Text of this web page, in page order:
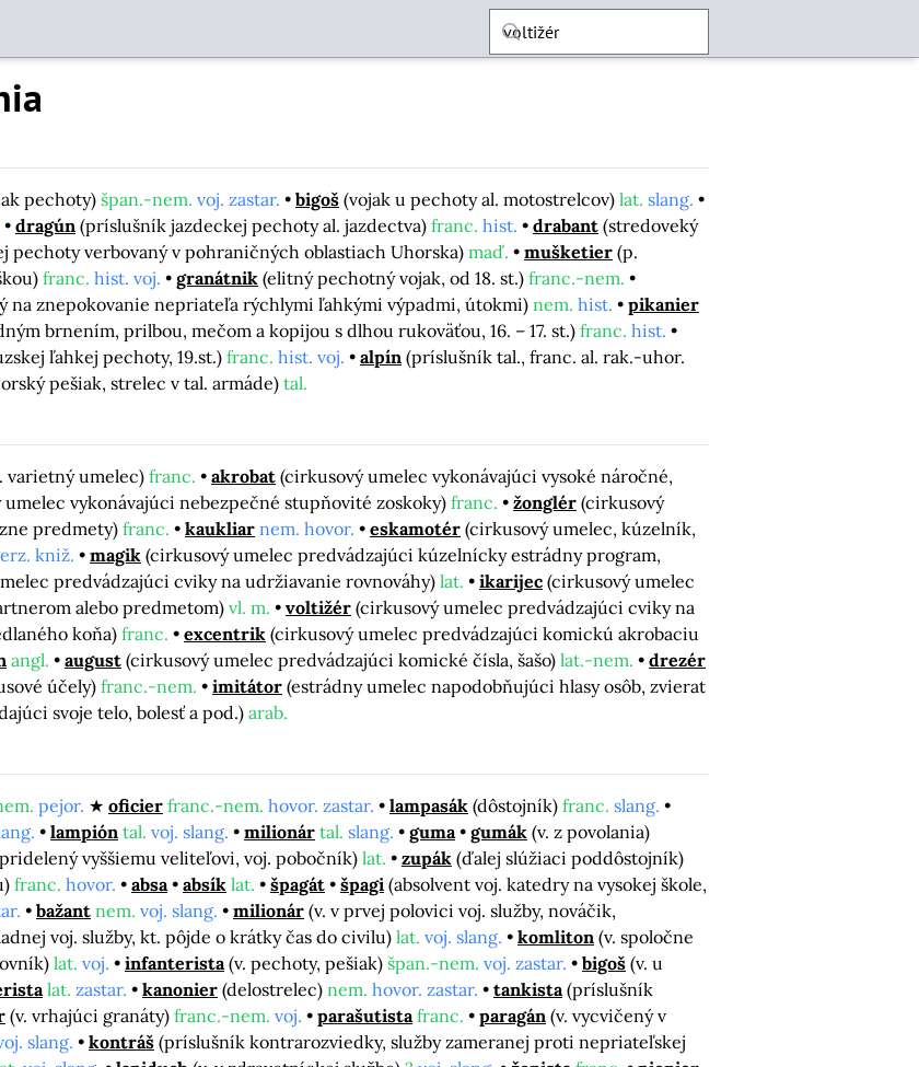
pechoty)špan.-nem. voj. zastar. bigoš (vojak u pechoty al. motostrelcov) lat. slang.
dragún (príslušník jazdeckej pechoty al. jazdectva) franc. hist. drabant (stredoveký
pechoty verbovaný v pohraničných oblastiach Uhorska)maď. mušketier (p.
franc. hist. voj. granátnik (elitný pechotný vojak, od 18. st.) franc.-nem.
na znepokovanie nepriateľa rýchlymi ľahkými výpadmi, útokmi) nem. hist.
pikanier
brnením, prilbou, mečom a kopijou s dlhou rukoväťou, 16. – 17. st.) franc. hist.
ľahkej pechoty, 19.st.) franc. hist. voj. alpín (príslušník tal., franc. al. rak.-uhor.
pešiak, strelec v tal. armáde) tal.
varietný umelec)franc. akrobat (cirkusový umelec vykonávajúci vysoké náročné,
umelec vykonávajúci nebezpečné stupňovité zoskoky) franc. žonglér (cirkusový
predmety) franc. kaukliar nem. hovor. eskamotér (cirkusový umelec, kúzelník,
kniž. magik (cirkusový umelec predvádzajúci kúzelnícky estrádny program,
predvádzajúci cviky na udržiavanie rovnováhy)lat. ikarijec (cirkusový umelec
alebo predmetom) vl. m. voltižér (cirkusový umelec predvádzajúci cviky na
koňa) franc. excentrik (cirkusový umelec predvádzajúci komickú akrobaciu
angl. august (cirkusový umelec predvádzajúci komické čísla, šašo) lat.-nem.
drezér
účely) franc.-nem. imitátor (estrádny umelec napodobňujúci hlasy osôb, zvierat
svoje telo, bolesť a pod.) arab.
pejor. oficier franc.-nem. hovor. zastar. lampasák (dôstojník) franc. slang.
lampión tal. voj. slang. milionár tal. slang. guma gumák (v. z povolania)
vyššiemu veliteľovi, voj. pobočník)lat. zupák (ďalej slúžiaci poddôstojník)
franc. hovor. absa absík lat. špagát špagi (absolvent voj. katedry na vysokej škole,
bažant nem. voj. slang. milionár (v. v prvej polovici voj. služby, nováčik,
voj. služby, kt. pôjde o krátky čas do civilu)lat. voj. slang. komliton (v. spoločne
lat. voj. infanterista (v. pechoty, pešiak) špan.-nem. voj. zastar. bigoš (v. u
lat. zastar. kanonier (delostrelec) nem. hovor. zastar. tankista (príslušník
(v. vrhajúci granáty) franc.-nem. voj. parašutista franc. paragán (v. vycvičený v
slang. kontráš (príslušník kontrarozviedky, služby zameranej proti nepriateľskej